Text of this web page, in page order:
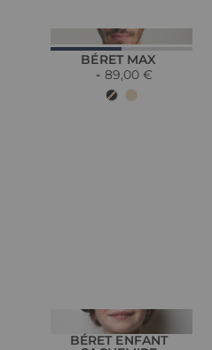
BÉRET MAX
89,00 €
BÉRET ENFANT